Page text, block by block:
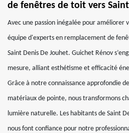
de fenêtres de toit vers
Avec une passion inégalée pour
équipe d'experts en remplacement de
Saint Denis De Jouhet. Guichet Rénov
mesure, alliant esthétisme et efficacité
Grâce à notre connaissance approfondie
matériaux de pointe, nous transformons
lumière naturelle. Les habitants de Saint
nous font confiance pour notre